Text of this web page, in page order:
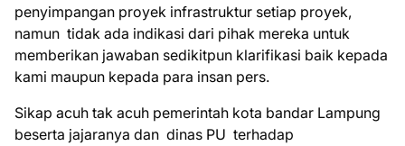
penyimpangan proyek infrastruktur setiap proyek,
namun tidak ada indikasi dari pihak mereka untuk
memberikan jawaban sedikitpun klarifikasi baik kepada
kami maupun kepada para insan pers.
Sikap acuh tak acuh pemerintah kota bandar Lampung
beserta jajaranya dan dinas PU terhadap